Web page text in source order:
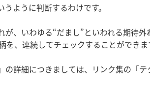
ように判断するわけです。
、いわゆる“だまし”といわれる期待
、連続してチェックすることができ
詳細につきましては、リンク集の「テ